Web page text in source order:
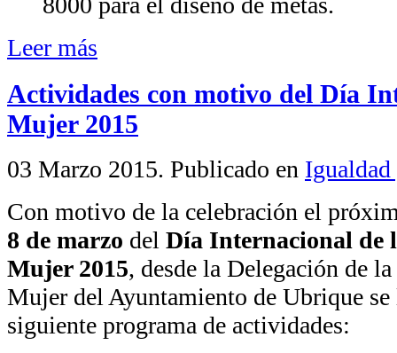
Leer más
Actividades con motivo del Día
Mujer 2015
03 Marzo 2015. Publicado en
Con motivo de la celebración el
8 de marzo del Día Internacional de
Mujer 2015, desde la Delegación de la
Mujer del Ayuntamiento de Ubrique se
siguiente programa de actividades: